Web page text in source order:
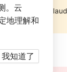
配置，即可在
。云
地理解和
我知道了